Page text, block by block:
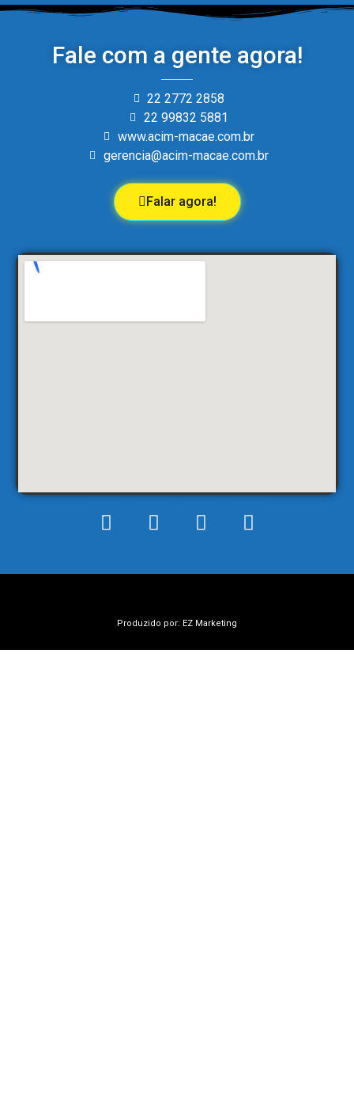
Fale com a gente agora!
22 2772 2858
22 99832 5881
www.acim-macae.com.br
gerencia@acim-macae.com.br
Falar agora!
Produzido por: EZ Marketing